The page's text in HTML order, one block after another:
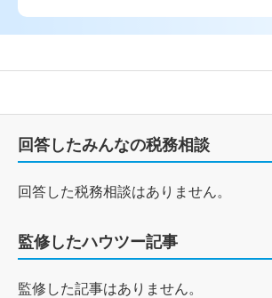
回答したみんなの税務相談
回答した税務相談はありません。
監修したハウツー記事
監修した記事はありません。